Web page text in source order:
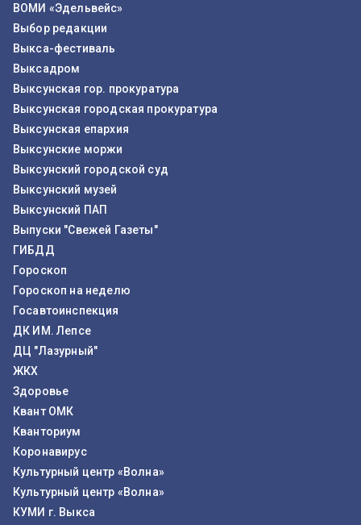
ВОМИ «Эдельвейс»
Выбор редакции
Выкса-фестиваль
Выксадром
Выксунская гор. прокуратура
Выксунская городская прокуратура
Выксунская епархия
Выксунские моржи
Выксунский городской суд
Выксунский музей
Выксунский ПАП
Выпуски "Свежей Газеты"
ГИБДД
Гороскоп
Гороскоп на неделю
Госавтоинспекция
ДК ИМ. Лепсе
ДЦ "Лазурный"
ЖКХ
Здоровье
Квант ОМК
Кванториум
Коронавирус
Культурный центр «Волна»
Культурный центр «Волна»
КУМИ г. Выкса